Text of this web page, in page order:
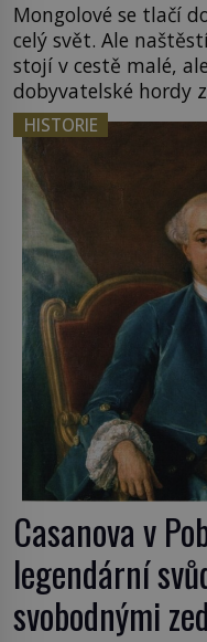
Mongolové se tlačí
celý svět. Ale
stojí v cestě malé,
dobyvatelské hordy
z asijských říší, co
český král. Nebo že
postupují podél
HISTORIE
Casanova v
legendární
svobodnými